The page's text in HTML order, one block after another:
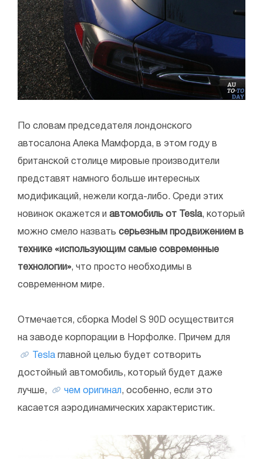
По словам председателя лондонского
автосалона Алека Мамфорда, в этом году в
британской столице мировые производители
представят намного больше интересных
модификаций, нежели когда-либо. Среди этих
новинок окажется и автомобиль от Tesla, который
можно смело назвать серьезным продвижением в
технике «использующим самые современные
технологии», что просто необходимы в
современном мире.
Отмечается, сборка Model S 90D осуществится
на заводе корпорации в Норфолке. Причем для
Tesla главной целью будет сотворить
достойный автомобиль, который будет даже
лучше, чем оригинал , особенно, если это
касается аэродинамических характеристик.